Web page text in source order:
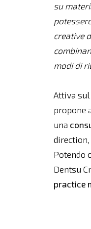
su
creative
modi di
Attiva
propone
una
direction,
Potendo
Dentsu
practice